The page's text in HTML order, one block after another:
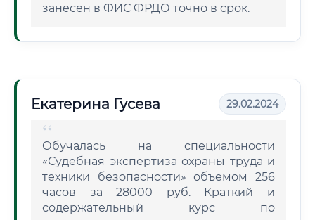
занесен в ФИС ФРДО точно в срок.
Екатерина Гусева 29.02.2024
Обучалась на специальности
«Судебная экспертиза охраны труда и
техники безопасности» объемом 256
часов за 28000 руб. Краткий и
содержательный курс по